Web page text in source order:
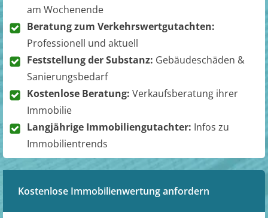
am Wochenende
Beratung zum Verkehrswertgutachten:
Professionell und aktuell
Feststellung der Substanz: Gebäudeschäden &
Sanierungsbedarf
Kostenlose Beratung: Verkaufsberatung ihrer
Immobilie
Langjährige Immobiliengutachter: Infos zu
Immobilientrends
Kostenlose Immobilienwertung anfordern